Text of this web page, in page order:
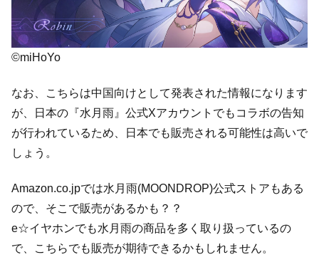
©miHoYo
なお、こちらは中国向けとして発表された情報になります
が、日本の『水月雨』公式Xアカウントでもコラボの告知
が行われているため、日本でも販売される可能性は高いで
しょう。
Amazon.co.jpでは水月雨(MOONDROP)公式ストアもある
ので、そこで販売があるかも？？
e☆イヤホンでも水月雨の商品を多く取り扱っているの
で、こちらでも販売が期待できるかもしれません。